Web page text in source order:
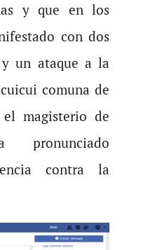
y que en los
con dos
y un ataque a la
comuna de
magisterio de
contra la